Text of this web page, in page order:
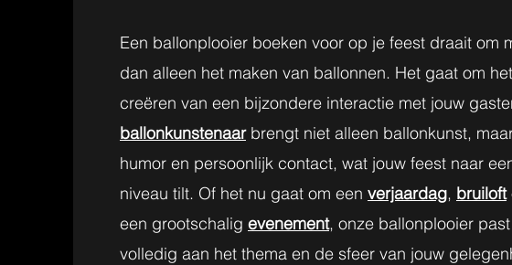
Een ballonplooier boeken voor op je feest draait om
dan alleen het maken van ballonnen. Het gaat om het
creëren van een bijzondere interactie met jouw
ballonkunstenaarbrengt niet alleen ballonkunst,
humor en persoonlijk contact, wat jouw feest naar
niveau tilt. Of het nu gaat om een verjaardag, bruiloft
een grootschalig evenement, onze ballonplooier
volledig aan het thema en de sfeer van jouw